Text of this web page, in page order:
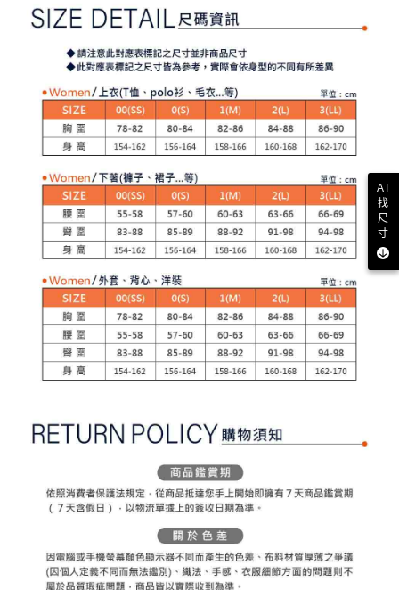
用戶於交易時，得透過本服務購買商品或服務，並由商店將買賣／分期付款
買賣價金債權讓與本公司後，依約使用本公司帳單繳交帳款。
資料（包含姓名、電話或地址）提供予台灣大哥大進項蒐集、處理及利用，
由本公司與您本人進行分期帳單所需資料之確認、核對及更正。
3.完整用戶服務條款，請詳閱以下連結：https://oppay.tw/userRule
購買商品的店家。未經商家同意取消之訂單仍視為有效，需透過AFTEE先享
後付繳納相關費用。
※ 交易是否成功請以「AFTEE先享後付 」之結帳頁面顯示為準，若有關於
是否繳費成功／繳費後需取消欲退款等相關疑問，請聯繫「AFTEE先享後付
【注意事項】
１．透過由恩沛科技股份有限公司提供之「AFTEE先享後付」服務完成之交
易，需依本服務之必要範圍內提供個人資料，並將交易相關給付款項請求債
權轉讓予恩沛科技股份有限公司。
２．關於個人資料處理事宜，請瀏覽以下網址：
https://aftee.tw/terms/#terms3
３．未成年的使用者請事先徵得法定代理人或監護人之同意方可使用
「AFTEE先享後付」，若未經同意申辦者引起之損失，本公司不負相關責
４．使用「AFTEE先享後付」時，將依據個別帳號之用戶狀況，依本公司即
時審查核予不同之上限額度；若仍有額度不足之情形，本公司將視審查結果
請求用戶進行身份認證。
５．嚴禁一人註冊多個帳號或使用他人資訊註冊。若發現惡意使用之情形，
恩沛科技股份有限公司將有權停止該用戶之使用額度並採取法律行動。
每筆NT$80，滿NT$2,000(含以上)免運費
付款後萊爾富取貨
每筆NT$80，滿NT$2,000(含以上)免運費
7-11取貨付款
每筆NT$80，滿NT$2,000(含以上)免運費
每筆NT$80，滿NT$2,000(含以上)免運費
每筆NT$80，滿NT$2,000(含以上)免運費
離島宅配
每筆NT$280，滿NT$2,000(含以上)免運費
AI
找
尺
寸